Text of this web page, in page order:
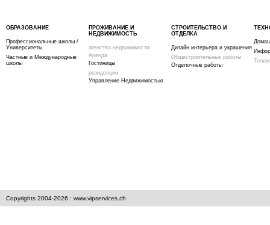
ОБРАЗОВАНИЕ
Профессиональные школы /
Университеты
Частные и Международные
школы
ПРОЖИВАНИЕ И
НЕДВИЖИМОСТЬ
агенства недвижимости
Аренда
Гостиницы
резиденции
Управление Недвижимостью
СТРОИТЕЛЬСТВО И
ОТДЕЛКА
Дизайн интерьера и украшения
Общестроительные работы
Отделочные работы
Copyrights 2004-2026 : www.vipservices.ch